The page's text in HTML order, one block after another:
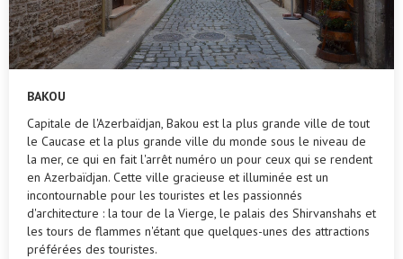
BAKOU
Capitale de l'Azerbaïdjan, Bakou est la plus grande ville de tout
le Caucase et la plus grande ville du monde sous le niveau de
la mer, ce qui en fait l'arrêt numéro un pour ceux qui se rendent
en Azerbaïdjan. Cette ville gracieuse et illuminée est un
incontournable pour les touristes et les passionnés
d'architecture : la tour de la Vierge, le palais des Shirvanshahs et
les tours de flammes n'étant que quelques-unes des attractions
préférées des touristes.